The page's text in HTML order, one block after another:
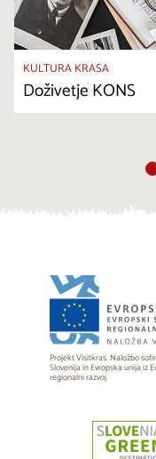
KULTURA KRASA
Doživetje KONS
Projekt Visitkras. Naložbo
Slovenija in Evropska unija iz
regionalni razvoj.